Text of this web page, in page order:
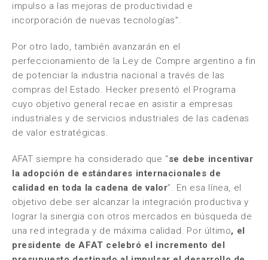
impulso a las mejoras de productividad e
incorporación de nuevas tecnologías”.
Por otro lado, también avanzarán en el
perfeccionamiento de la Ley de Compre argentino a fin
de potenciar la industria nacional a través de las
compras del Estado. Hecker presentó el Programa
cuyo objetivo general recae en asistir a empresas
industriales y de servicios industriales de las cadenas
de valor estratégicas.
AFAT siempre ha considerado que “se debe incentivar
la adopción de estándares internacionales de
calidad en toda la cadena de valor”. En esa línea, el
objetivo debe ser alcanzar la integración productiva y
lograr la sinergia con otros mercados en búsqueda de
una red integrada y de máxima calidad. Por último, el
presidente de AFAT celebró el incremento del